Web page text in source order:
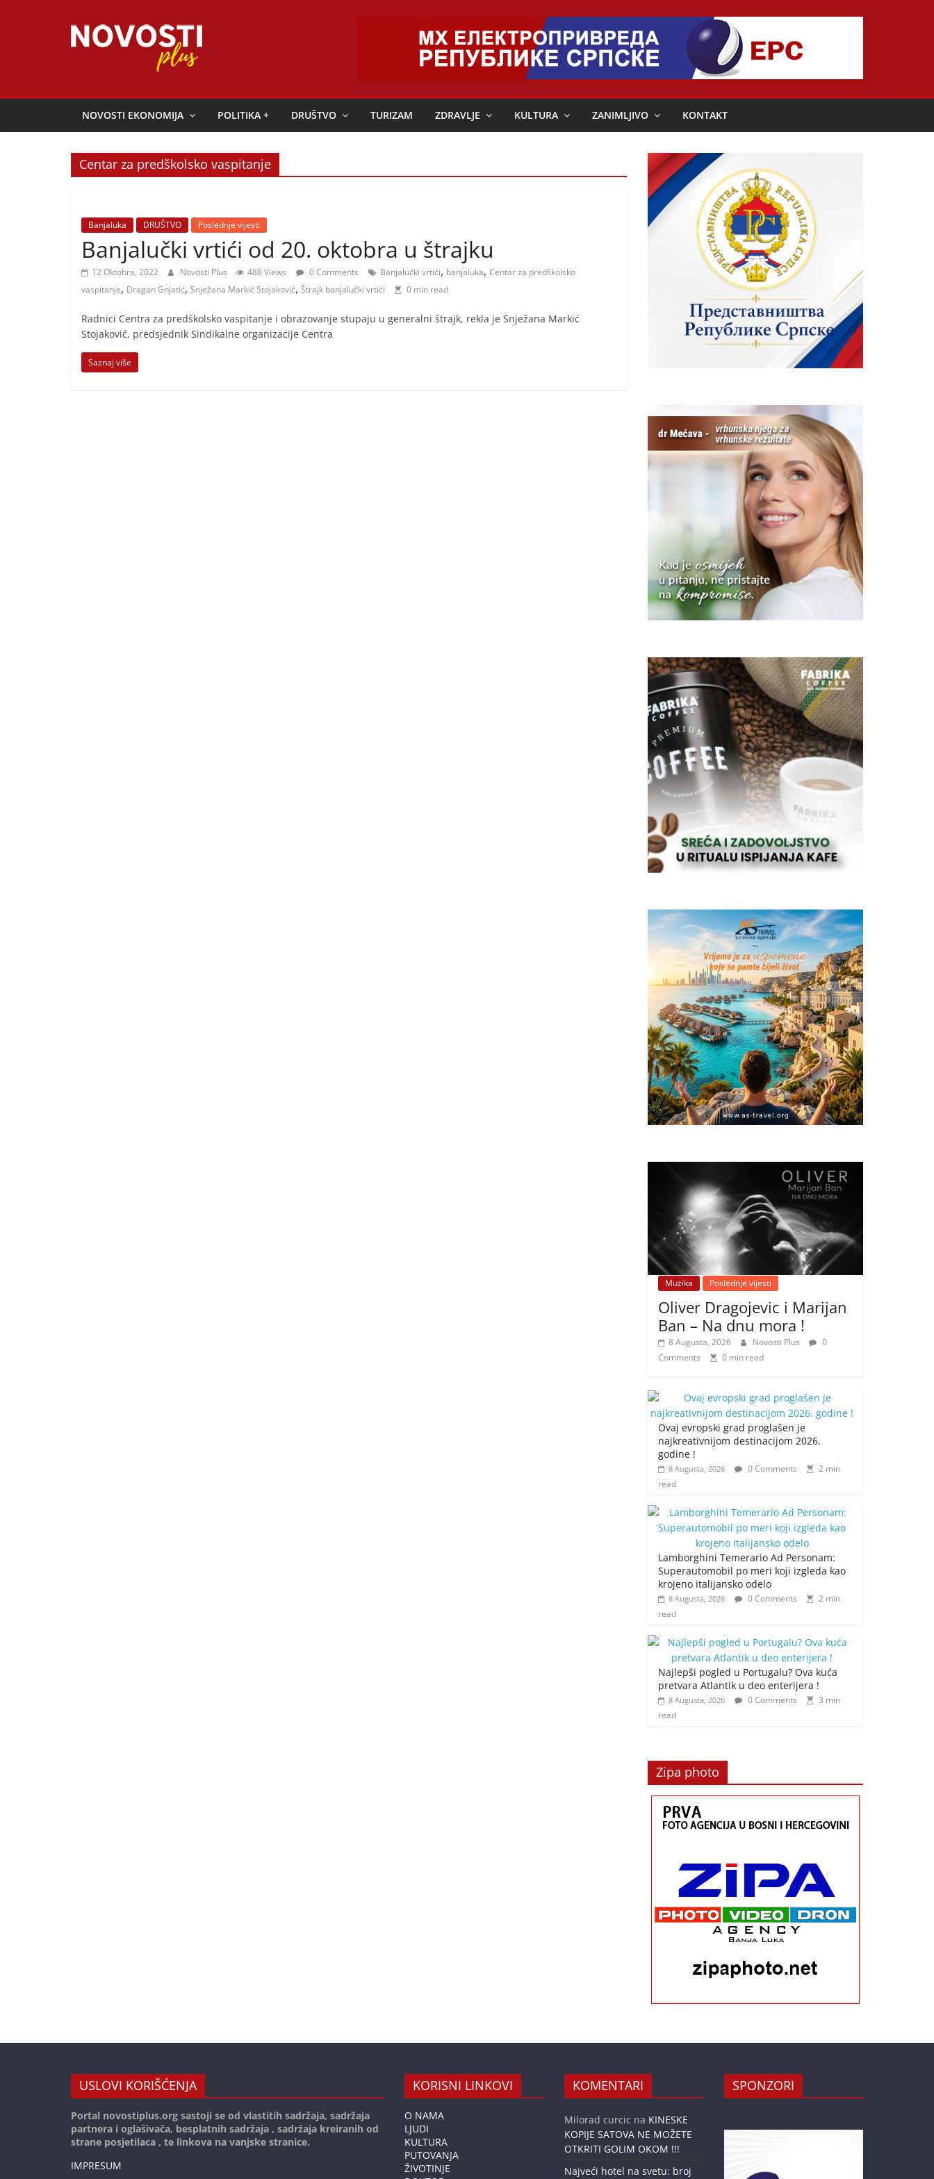
Novosti
Plus
r
NOVOSTI EKONOMIJA POLITIKA + DRUŠTVO TURIZAM ZDRAVLJE KULTURA ZANIMLJIVO KONTAKT
Centar za predškolsko vaspitanje
Banjaluka DRUŠTVO Poslednje vijesti
Banjalučki vrtići od 20. oktobra u štrajku
12 Oktobra, 2022 Novosti Plus 488 Views 0 Comments Banjalučki vrtići, banjaluka, Centar za predškolsko
vaspitanje, Dragan Gnjatić, Snježana Markić Stojaković, Štrajk banjalučki vrtići 0 min read
Radnici Centra za predškolsko vaspitanje i obrazovanje stupaju u generalni štrajk, rekla je Snježana Markić
Stojaković, predsjednik Sindikalne organizacije Centra
Saznaj više
Muzika Poslednje vijesti
Oliver Dragojevic i Marijan
Ban – Na dnu mora !
8 Augusta, 2026 Novosti Plus
0
Comments
0 min read
Ovaj evropski grad proglašen je
najkreativnijom destinacijom 2026.
godine !
8 Augusta, 2026 0 Comments
2 min
read
Lamborghini Temerario Ad Personam:
Superautomobil po meri koji izgleda kao
krojeno italijansko odelo
8 Augusta, 2026 0 Comments
2 min
read
Najlepši pogled u Portugalu? Ova kuća
pretvara Atlantik u deo enterijera !
8 Augusta, 2026 0 Comments
3 min
read
Zipa photo
USLOVI KORIŠĆENJA
Portal novostiplus.org sastoji se od vlastitih sadržaja, sadržaja
partnera i oglašivača, besplatnih sadržaja , sadržaja kreiranih od
strane posjetilaca , te linkova na vanjske stranice.
IMPRESUM
KORISNI LINKOVI
O NAMA
LJUDI
KULTURA
PUTOVANJA
ŽIVOTINJE
KOMENTARI
Milorad curcic na KINESKE
KOPIJE SATOVA NE MOŽETE
OTKRITI GOLIM OKOM !!!
Najveći hotel na svetu: broj
SPONZORI